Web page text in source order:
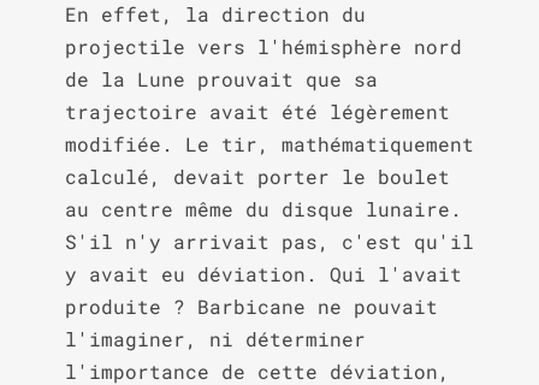
En effet, la direction du
projectile vers l'hémisphère nord
de la Lune prouvait que sa
trajectoire avait été légèrement
modifiée. Le tir, mathématiquement
calculé, devait porter le boulet
au centre même du disque lunaire.
S'il n'y arrivait pas, c'est qu'il
y avait eu déviation. Qui l'avait
produite ? Barbicane ne pouvait
l'imaginer, ni déterminer
l'importance de cette déviation,